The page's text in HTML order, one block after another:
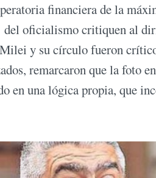
financiera de la
del oficialismo critiquen al
y su círculo fueron
remarcaron que la foto
en una lógica propia, que